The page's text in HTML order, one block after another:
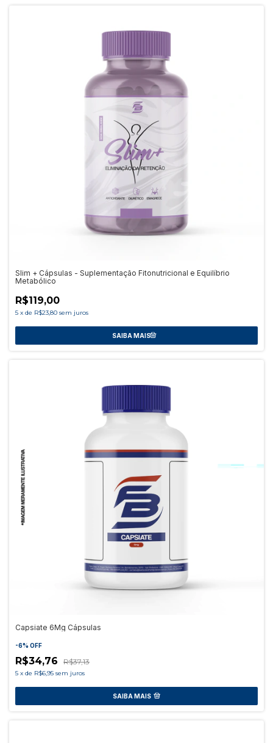
Slim + Cápsulas - Suplementação Fitonutricional e Equilíbrio
Metabólico
R$119,00
5 x de R$23,80 sem juros
Capsiate 6Mg Cápsulas
-6% OFF
R$34,76 R$37,13
5 x de R$6,95 sem juros
SAIBA MAIS